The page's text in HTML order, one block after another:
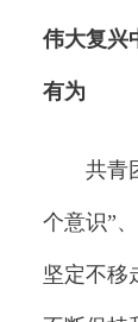
伟大复兴
有为
共青团
个意识”
坚定不移